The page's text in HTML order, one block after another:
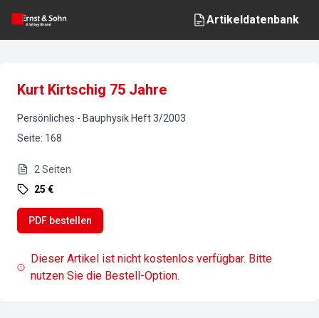
Artikeldatenbank
Kurt Kirtschig 75 Jahre
Persönliches - Bauphysik Heft3/2003
Seite: 168
2 Seiten
25 €
PDF bestellen
Dieser Artikel ist nicht kostenlos verfügbar. Bitte
nutzen Sie die Bestell-Option.